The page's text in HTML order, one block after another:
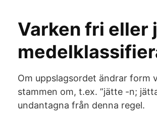
Varken fri eller
Om uppslagsordet ändrar form
stammen om, t.ex. ”jätte -n;
undantagna från denna regel.